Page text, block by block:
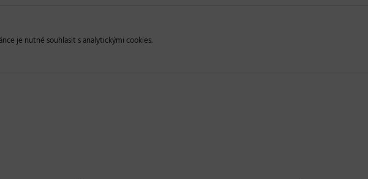
je nutné souhlasit s analytickými cookies.